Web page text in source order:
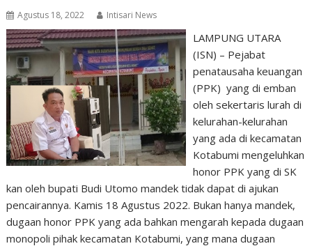
Agustus 18, 2022 Intisari News
LAMPUNG UTARA
(ISN) – Pejabat
penatausaha keuangan
(PPK) yang di emban
oleh sekertaris lurah di
kelurahan-kelurahan
yang ada di kecamatan
Kotabumi mengeluhkan
honor PPK yang di SK
kan oleh bupati Budi Utomo mandek tidak dapat di ajukan
pencairannya. Kamis 18 Agustus 2022. Bukan hanya mandek,
dugaan honor PPK yang ada bahkan mengarah kepada dugaan
monopoli pihak kecamatan Kotabumi, yang mana dugaan